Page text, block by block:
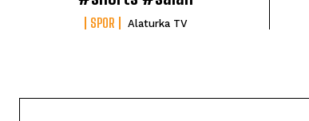
SPOR Alaturka TV